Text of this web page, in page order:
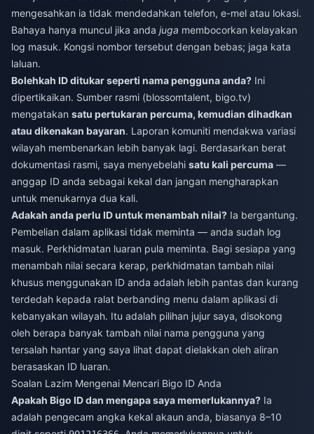
mengesahkan ia tidak mendedahkan telefon, e-mel atau lokasi.
Bahaya hanya muncul jika anda juga membocorkan kelayakan
log masuk. Kongsi nombor tersebut dengan bebas; jaga kata
laluan.
Bolehkah ID ditukar seperti nama pengguna anda? Ini
dipertikaikan. Sumber rasmi (blossomtalent, bigo.tv)
mengatakan satu pertukaran percuma, kemudian dihadkan
atau dikenakan bayaran. Laporan komuniti mendakwa variasi
wilayah membenarkan lebih banyak lagi. Berdasarkan berat
dokumentasi rasmi, saya menyebelahi satu kali percuma —
anggap ID anda sebagai kekal dan jangan mengharapkan
untuk menukarnya dua kali.
Adakah anda perlu ID untuk menambah nilai? Ia bergantung.
Pembelian dalam aplikasi tidak meminta — anda sudah log
masuk. Perkhidmatan luaran pula meminta. Bagi sesiapa yang
menambah nilai secara kerap, perkhidmatan tambah nilai
khusus menggunakan ID anda adalah lebih pantas dan kurang
terdedah kepada ralat berbanding menu dalam aplikasi di
kebanyakan wilayah. Itu adalah pilihan jujur saya, disokong
oleh berapa banyak tambah nilai nama pengguna yang
tersalah hantar yang saya lihat dapat dielakkan oleh aliran
berasaskan ID luaran.
Soalan Lazim Mengenai Mencari Bigo ID Anda
Apakah Bigo ID dan mengapa saya memerlukannya? Ia
adalah pengecam angka kekal akaun anda, biasanya 8–10